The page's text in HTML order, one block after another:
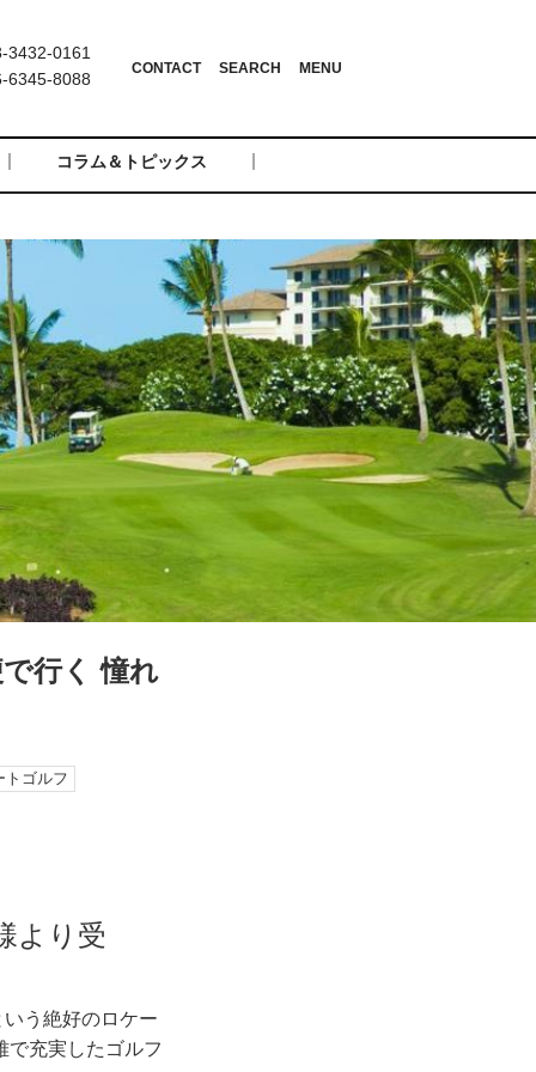
コラム＆トピックス
3432-0161
6345-8088
行く 憧れ
トゴルフ
より受
う絶好のロケー
で充実したゴルフ